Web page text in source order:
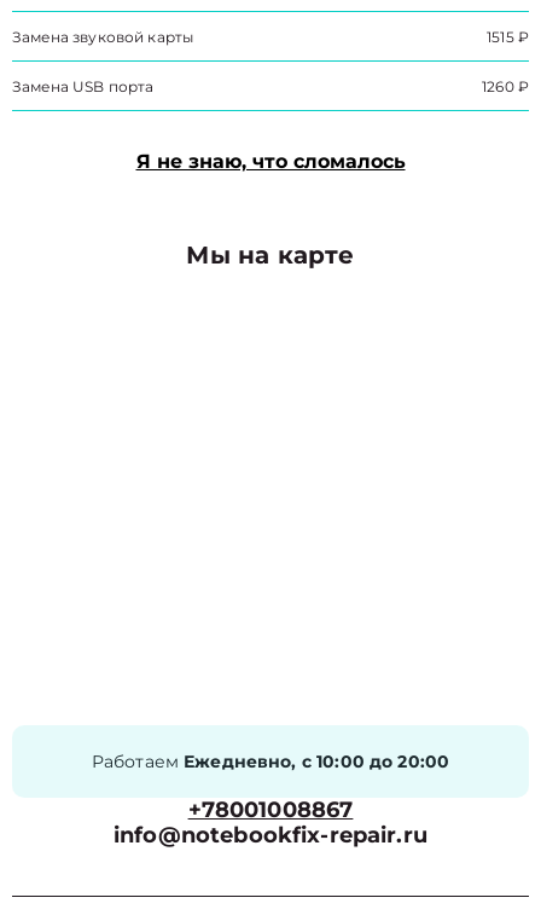
Замена звуковой карты 1515 ₽
Замена USB порта 1260 ₽
Я не знаю, что сломалось
Мы на карте
Работаем Ежедневно, с 10:00 до 20:00
+78001008867
info@notebookfix-repair.ru